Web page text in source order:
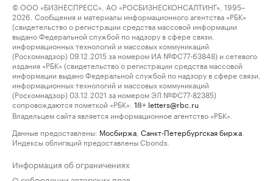
© ООО «БИЗНЕСПРЕСС», АО «РОСБИЗНЕСКОНСАЛТИНГ», 1995–
2026. Сообщения и материалы информационного агентства «РБК»
(свидетельство о регистрации средства массовой информации
выдано Федеральной службой по надзору в сфере связи,
информационных технологий и массовых коммуникаций
(Роскомнадзор) 09.12.2015 за номером ИА №ФС77-63848) и сетевого
издания «РБК» (свидетельство о регистрации средства массовой
информации выдано Федеральной службой по надзору в сфере связи,
информационных технологий и массовых коммуникаций
(Роскомнадзор) 03.12.2021 за номером ЭЛ №ФС77-82385)
сопровождаются пометкой «РБК».
18+ letters@rbc.ru
Владельцем сайта является информационное агентство «РБК».
Данные предоставлены: Мосбиржа Санкт-Петербургская биржа
Индексы облигаций предоставлены Cbonds.
Информация об ограничениях